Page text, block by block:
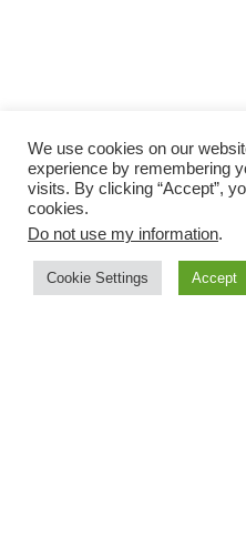
We use cookies on our
experience by remembering
visits. By clicking “Accept”,
cookies.
Do not use my information.
Cookie Settings Accept